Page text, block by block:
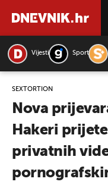
Vijesti Sport
SEXTORTION
Nova
Hakeri
privatnih
PRETRAŽITE VIJESTI